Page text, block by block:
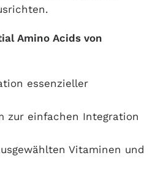
Amino Acids von
essenzieller
zur einfachen Integration
Vitaminen und